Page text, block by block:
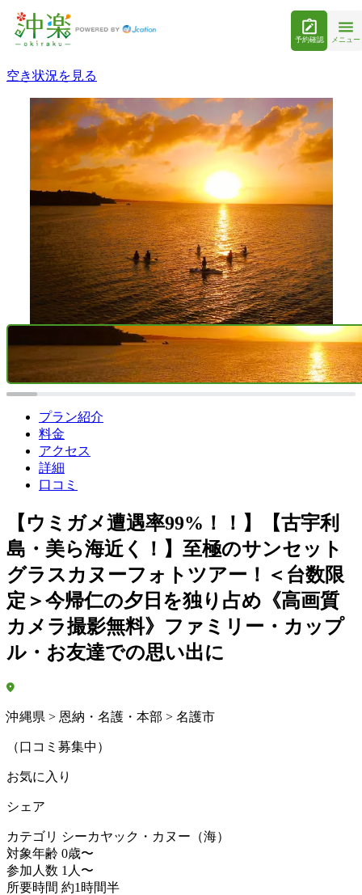
予約確認 メニュー
空き状況を見る
プラン紹介
料金
アクセス
詳細
口コミ
【ウミガメ遭遇率99%！！】【古宇利
島・美ら海近く！】至極のサンセット
グラスカヌーフォトツアー！＜台数限
定＞今帰仁の夕日を独り占め《高画質
カメラ撮影無料》ファミリー・カップ
ル・お友達での思い出に
沖縄県 > 恩納・名護・本部 > 名護市
（口コミ募集中）
お気に入り
シェア
カテゴリ シーカヤック・カヌー（海）
対象年齢 0歳〜
参加人数 1人〜
所要時間 約1時間半